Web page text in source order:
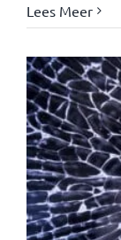
Lees Meer